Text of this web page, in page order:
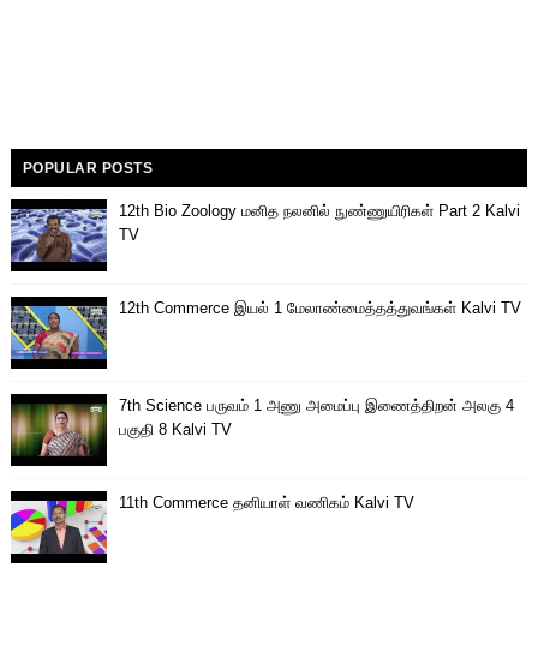
POPULAR POSTS
12th Bio Zoology மனித நலனில் நுண்ணுயிரிகள் Part 2 Kalvi
TV
12th Commerce இயல் 1 மேலாண்மைத்தத்துவங்கள் Kalvi TV
7th Science பருவம் 1 அணு அமைப்பு இணைத்திறன் அலகு 4
பகுதி 8 Kalvi TV
11th Commerce தனியாள் வணிகம் Kalvi TV